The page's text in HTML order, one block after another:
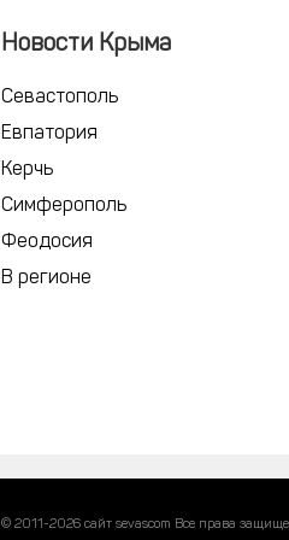
Новости Крыма
Севастополь
Евпатория
Керчь
Симферополь
Феодосия
В регионе
© 2011-2026 сайт sevascom Все права